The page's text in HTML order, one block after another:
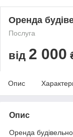
Оренда
Послуга
від 2 000
Опис
Опис
Оренда